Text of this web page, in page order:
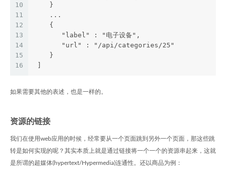
10
11
12
13
14
15
16
    }
    ...
    {
       "label" : "电子设备",
       "url" : "/api/categories/25"
    }
]
如果需要其他的表述，也是一样的。
资源的链接
我们在使用web应用的时候，经常要从一个页面跳到另外一个页面，那这些跳
转是如何实现的呢？其实本质上就是通过链接将一个一个的资源串起来，这就
是所谓的超媒体(hypertext/Hypermedia)连通性。还以商品为例：